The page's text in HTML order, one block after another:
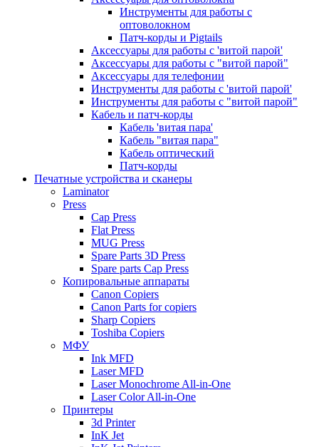
Инструменты для работы с
оптоволокном
Патч-корды и Pigtails
Аксессуары для работы с 'витой парой'
Аксессуары для работы с "витой парой"
Аксессуары для телефонии
Инструменты для работы с 'витой парой'
Инструменты для работы с "витой парой"
Кабель и патч-корды
Кабель 'витая пара'
Кабель "витая пара"
Кабель оптический
Патч-корды
Печатные устройства и сканеры
Laminator
Press
Cap Press
Flat Press
MUG Press
Spare Parts 3D Press
Spare parts Cap Press
Копировальные аппараты
Canon Copiers
Canon Parts for copiers
Sharp Copiers
Toshiba Copiers
МФУ
Ink MFD
Laser MFD
Laser Monochrome All-in-One
Laser Color All-in-One
Принтеры
3d Printer
InK Jet